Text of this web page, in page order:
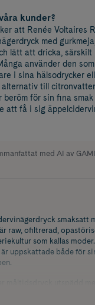
kunder?
att Renée Voltaires
med
lätt att dricka, särskilt
använder den
i sina hälsodrycker
till
beröm för sin fina
att få i sig
med AI av
smaksatt
raw, ofiltrerad,
som kallas
uppskattade både för